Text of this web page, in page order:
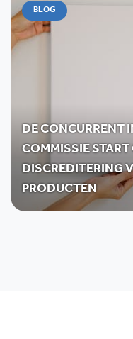
BLOG
DE CONCURRENT
COMMISSIE
DISCREDITERING
PRODUCTEN